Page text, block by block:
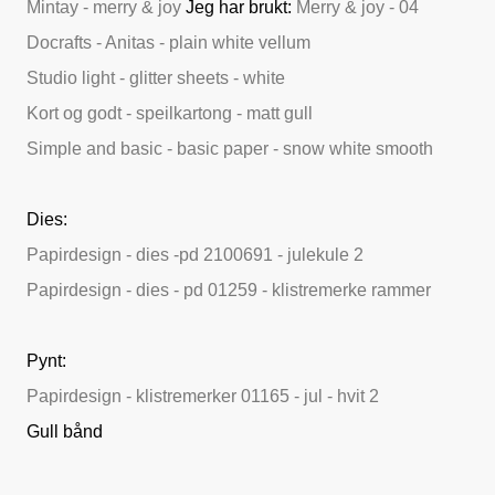
Mintay - merry & joy Jeg har brukt: Merry & joy - 04
Docrafts - Anitas - plain white vellum
Studio light - glitter sheets - white
Kort og godt - speilkartong - matt gull
Simple and basic - basic paper - snow white smooth
Dies:
Papirdesign - dies -pd 2100691 - julekule 2
Papirdesign - dies - pd 01259 - klistremerke rammer
Pynt:
Papirdesign - klistremerker 01165 - jul - hvit 2
Gull bånd